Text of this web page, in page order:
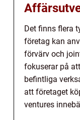
Det finns flera
företag kan
förvärv och
fokuserar på
befintliga
att företaget
ventures